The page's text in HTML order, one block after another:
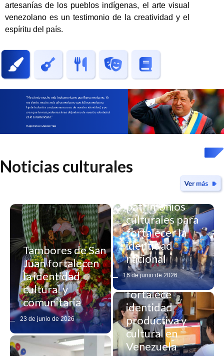
artesanías de los pueblos indígenas, el arte visual
venezolano es un testimonio de la creatividad y el
espíritu del país.
Noticias culturales
Tambores de San
Juan fortalecen
la identidad
cultural y
comunitaria
23 de junio de 2026
Yaracuy declara
patrimonios
culturales para
fortalecer la
identidad
nacional
16 de junio de 2026
Registro
artesanal
fortalece
identidad
productiva y
cultural en
Venezuela